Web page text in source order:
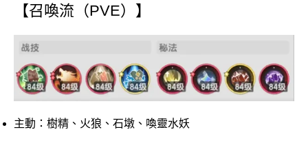
【召喚流（PVE）】
主動：樹精、火狼、石墩、喚靈水妖